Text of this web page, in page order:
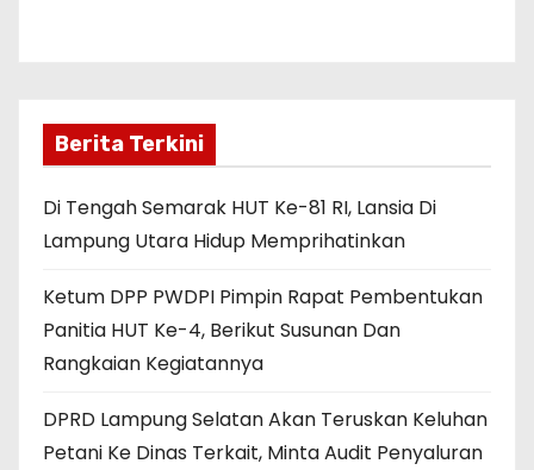
Berita Terkini
Di Tengah Semarak HUT Ke-81 RI, Lansia Di
Lampung Utara Hidup Memprihatinkan
Ketum DPP PWDPI Pimpin Rapat Pembentukan
Panitia HUT Ke-4, Berikut Susunan Dan
Rangkaian Kegiatannya
DPRD Lampung Selatan Akan Teruskan Keluhan
Petani Ke Dinas Terkait, Minta Audit Penyaluran